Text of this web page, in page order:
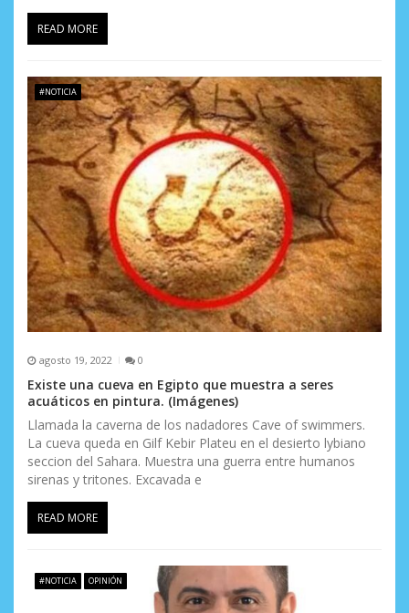
READ MORE
#NOTICIA
agosto 19, 2022 0
Existe una cueva en Egipto que muestra a seres
acuáticos en pintura. (Imágenes)
Llamada la caverna de los nadadores Cave of swimmers.
La cueva queda en Gilf Kebir Plateu en el desierto lybiano
seccion del Sahara. Muestra una guerra entre humanos
sirenas y tritones. Excavada e
READ MORE
#NOTICIA OPINIÓN